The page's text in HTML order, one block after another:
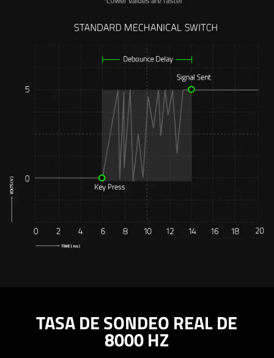
TASA DE SONDEO REAL DE
8000 HZ